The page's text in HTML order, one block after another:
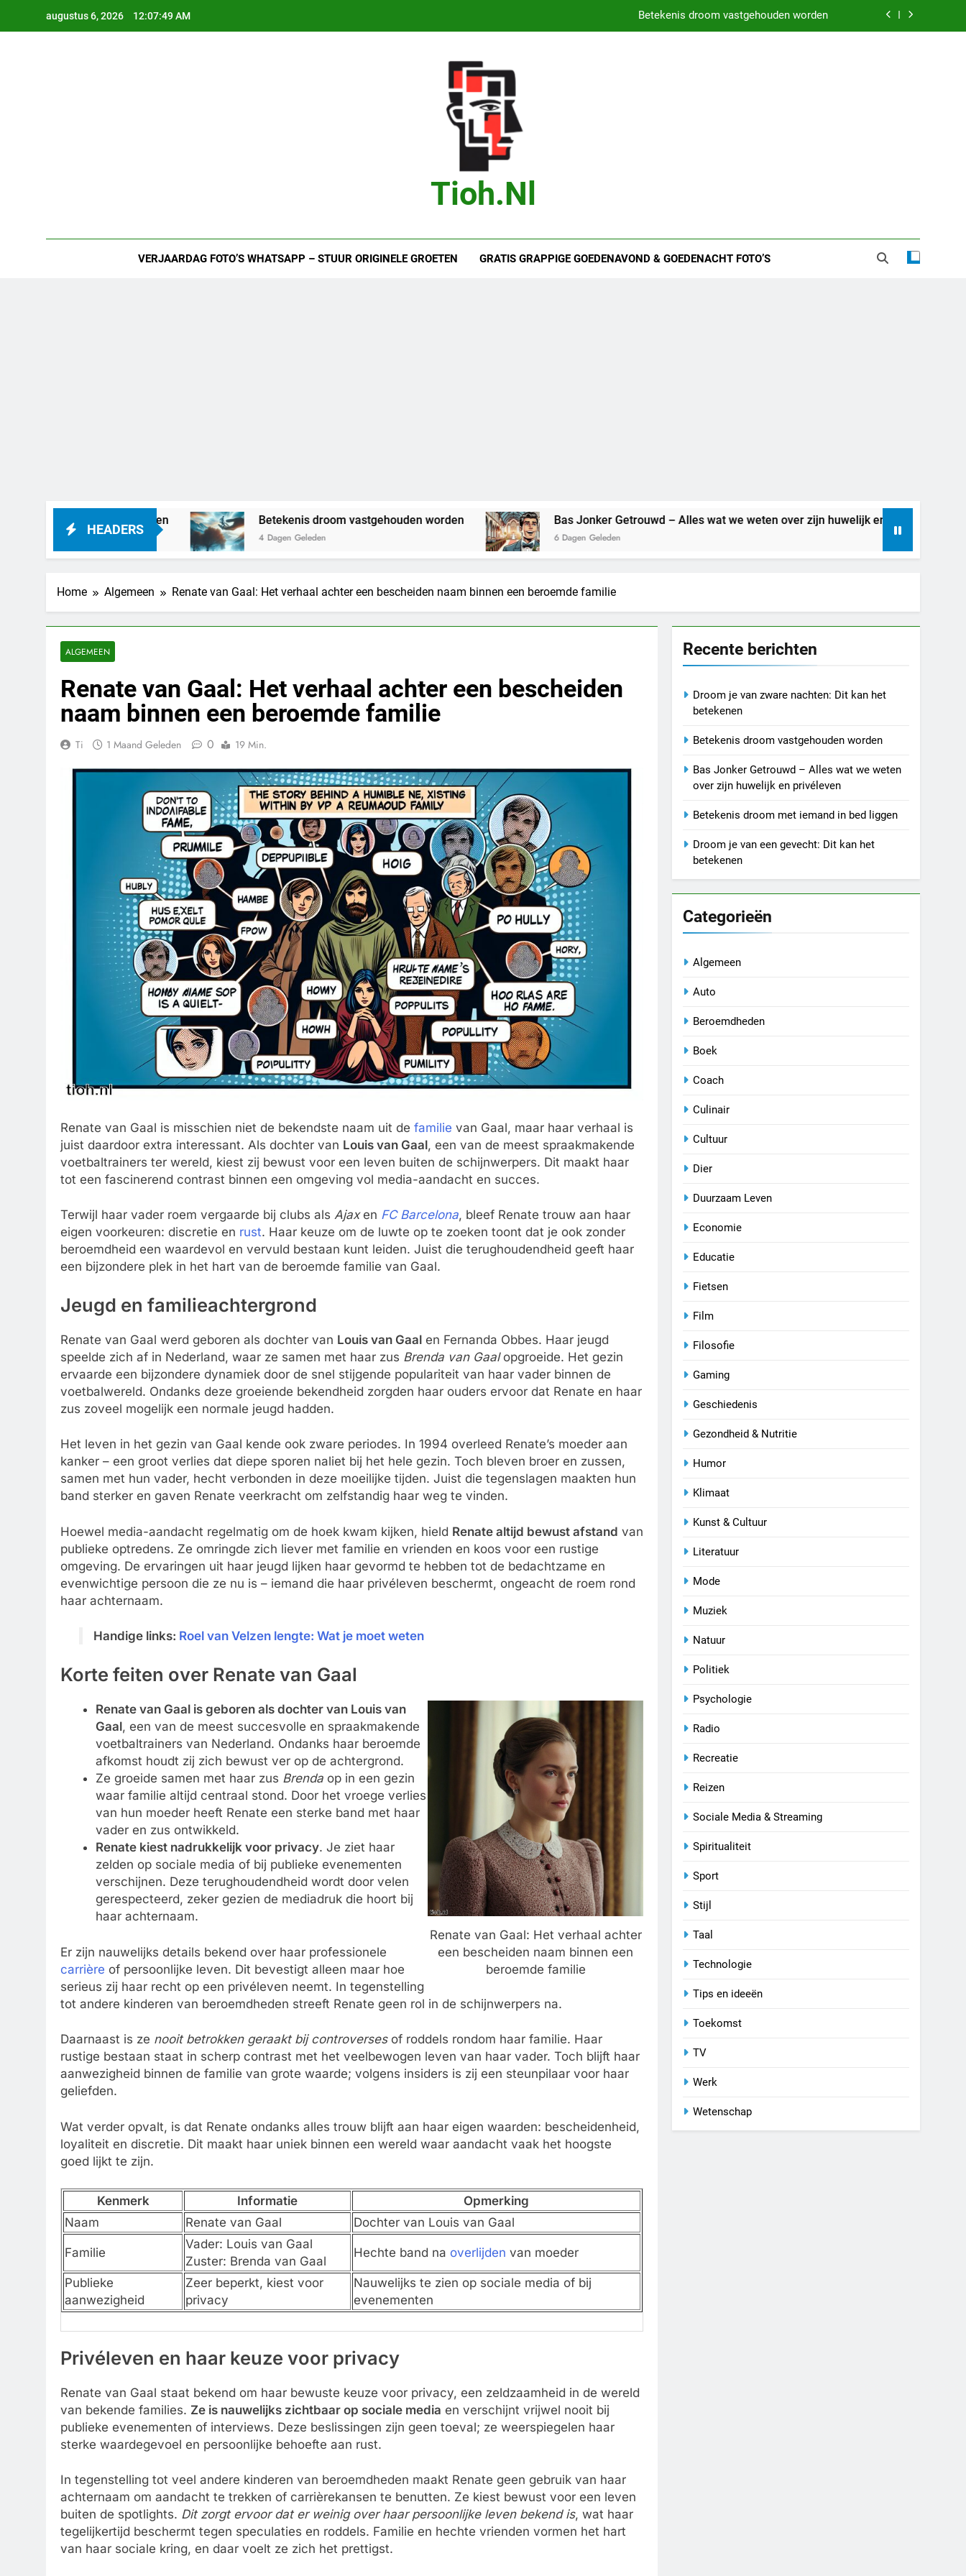
augustus 6, 2026 12:07:50 AM Betekenis droom vastgehouden worden
Bas Jonker Getrouwd – Alles wat we weten over zijn huwelijk en privéleven
Tioh.nl
VERJAARDAG FOTO’S WHATSAPP – STUUR ORIGINELE GROETEN GRATIS GRAPPIGE GOEDENAVOND & GOEDENACHT FOTO’S
HEADERS
het betekenen Betekenis droom vastgehouden worden
4 Dagen Geleden
Bas Jonker Getrouwd – Alles wat we weten over zijn huwelijk en privéleven
6 Dagen Geleden
Home Algemeen Renate van Gaal: Het verhaal achter een bescheiden naam binnen een beroemde familie
ALGEMEEN
Renate van Gaal: Het verhaal achter een bescheiden
naam binnen een beroemde familie
Ti 1 Maand Geleden 0 19 Min.
Renate van Gaal is misschien niet de bekendste naam uit de familie van Gaal, maar haar verhaal is
juist daardoor extra interessant. Als dochter van Louis van Gaal, een van de meest spraakmakende
voetbaltrainers ter wereld, kiest zij bewust voor een leven buiten de schijnwerpers. Dit maakt haar
tot een fascinerend contrast binnen een omgeving vol media-aandacht en succes.
Terwijl haar vader roem vergaarde bij clubs als Ajaxen FC Barcelona, bleef Renate trouw aan haar
eigen voorkeuren: discretie en rust. Haar keuze om de luwte op te zoeken toont dat je ook zonder
beroemdheid een waardevol en vervuld bestaan kunt leiden. Juist die terughoudendheid geeft haar
een bijzondere plek in het hart van de beroemde familie van Gaal.
Jeugd en familieachtergrond
Renate van Gaal werd geboren als dochter van Louis van Gaal en Fernanda Obbes. Haar jeugd
speelde zich af in Nederland, waar ze samen met haar zus Brenda van Gaalopgroeide. Het gezin
ervaarde een bijzondere dynamiek door de snel stijgende populariteit van haar vader binnen de
voetbalwereld. Ondanks deze groeiende bekendheid zorgden haar ouders ervoor dat Renate en haar
zus zoveel mogelijk een normale jeugd hadden.
Het leven in het gezin van Gaal kende ook zware periodes. In 1994 overleed Renate’s moeder aan
kanker – een groot verlies dat diepe sporen naliet bij het hele gezin. Toch bleven broer en zussen,
samen met hun vader, hecht verbonden in deze moeilijke tijden. Juist die tegenslagen maakten hun
band sterker en gaven Renate veerkracht om zelfstandig haar weg te vinden.
Hoewel media-aandacht regelmatig om de hoek kwam kijken, hield Renate altijd bewust afstand van
publieke optredens. Ze omringde zich liever met familie en vrienden en koos voor een rustige
omgeving. De ervaringen uit haar jeugd lijken haar gevormd te hebben tot de bedachtzame en
evenwichtige persoon die ze nu is – iemand die haar privéleven beschermt, ongeacht de roem rond
haar achternaam.
Handige links: Roel van Velzen lengte: Wat je moet weten
Korte feiten over Renate van Gaal
Renate van Gaal: Het verhaal achter
een bescheiden naam binnen een
beroemde familie
Renate van Gaal is geboren als dochter van Louis van
Gaal, een van de meest succesvolle en spraakmakende
voetbaltrainers van Nederland. Ondanks haar beroemde
afkomst houdt zij zich bewust ver op de achtergrond.
Ze groeide samen met haar zus Brendaop in een gezin
waar familie altijd centraal stond. Door het vroege verlies
van hun moeder heeft Renate een sterke band met haar
vader en zus ontwikkeld.
Renate kiest nadrukkelijk voor privacy. Je ziet haar
zelden op sociale media of bij publieke evenementen
verschijnen. Deze terughoudendheid wordt door velen
gerespecteerd, zeker gezien de mediadruk die hoort bij
haar achternaam.
Er zijn nauwelijks details bekend over haar professionele
carrière of persoonlijke leven. Dit bevestigt alleen maar hoe
serieus zij haar recht op een privéleven neemt. In tegenstelling
tot andere kinderen van beroemdheden streeft Renate geen rol in de schijnwerpers na.
Daarnaast is ze nooit betrokken geraakt bij controversesof roddels rondom haar familie. Haar
rustige bestaan staat in scherp contrast met het veelbewogen leven van haar vader. Toch blijft haar
aanwezigheid binnen de familie van grote waarde; volgens insiders is zij een steunpilaar voor haar
geliefden.
Wat verder opvalt, is dat Renate ondanks alles trouw blijft aan haar eigen waarden: bescheidenheid,
loyaliteit en discretie. Dit maakt haar uniek binnen een wereld waar aandacht vaak het hoogste
goed lijkt te zijn.
Kenmerk Informatie
Opmerking
Naam
Renate van Gaal Dochter van Louis van Gaal
Familie
Vader: Louis van Gaal
Zuster: Brenda van Gaal
Hechte band na overlijden van moeder
Publieke
aanwezigheid
Zeer beperkt, kiest voor
privacy
Nauwelijks te zien op sociale media of bij
evenementen
Privéleven en haar keuze voor privacy
Renate van Gaal staat bekend om haar bewuste keuze voor privacy, een zeldzaamheid in de wereld
van bekende families. Ze is nauwelijks zichtbaar op sociale media en verschijnt vrijwel nooit bij
publieke evenementen of interviews. Deze beslissingen zijn geen toeval; ze weerspiegelen haar
sterke waardegevoel en persoonlijke behoefte aan rust.
In tegenstelling tot veel andere kinderen van beroemdheden maakt Renate geen gebruik van haar
achternaam om aandacht te trekken of carrièrekansen te benutten. Ze kiest bewust voor een leven
buiten de spotlights. Dit zorgt ervoor dat er weinig over haar persoonlijke leven bekend is, wat haar
tegelijkertijd beschermt tegen speculaties en roddels. Familie en hechte vrienden vormen het hart
van haar sociale kring, en daar voelt ze zich het prettigst.
Recente berichten
Droom je van zware nachten: Dit kan het
betekenen
Betekenis droom vastgehouden worden
Bas Jonker Getrouwd – Alles wat we weten
over zijn huwelijk en privéleven
Betekenis droom met iemand in bed liggen
Droom je van een gevecht: Dit kan het
betekenen
Categorieën
Algemeen
Auto
Beroemdheden
Boek
Coach
Culinair
Cultuur
Dier
Duurzaam Leven
Economie
Educatie
Fietsen
Film
Filosofie
Gaming
Geschiedenis
Gezondheid & Nutritie
Humor
Klimaat
Kunst & Cultuur
Literatuur
Mode
Muziek
Natuur
Politiek
Psychologie
Radio
Recreatie
Reizen
Sociale Media & Streaming
Spiritualiteit
Sport
Stijl
Taal
Technologie
Tips en ideeën
Toekomst
TV
Werk
Wetenschap